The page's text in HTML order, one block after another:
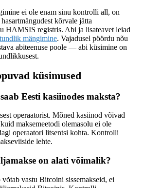
ei ole enam sinu kontrolli all, on
kõrvale jätta
HAMSIS registris. Abi ja lisateavet leiad
mängimine. Vajadusel pöördu nõu
abiteenuse poole — abi küsimine on
küsimused
Eesti kasiinodes maksta?
operaatorist. Mõned kasiinod võivad
maksemeetodi olemasolu ei ole
operaatori litsentsi kohta. Kontrolli
lehte.
on alati võimalik?
vastu Bitcoini sissemakseid, ei